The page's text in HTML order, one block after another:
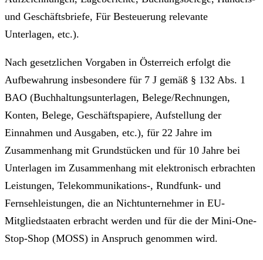
und Geschäftsbriefe, Für Besteuerung relevante
Unterlagen, etc.).
Nach gesetzlichen Vorgaben in Österreich erfolgt die
Aufbewahrung insbesondere für 7 J gemäß § 132 Abs. 1
BAO (Buchhaltungsunterlagen, Belege/Rechnungen,
Konten, Belege, Geschäftspapiere, Aufstellung der
Einnahmen und Ausgaben, etc.), für 22 Jahre im
Zusammenhang mit Grundstücken und für 10 Jahre bei
Unterlagen im Zusammenhang mit elektronisch erbrachten
Leistungen, Telekommunikations-, Rundfunk- und
Fernsehleistungen, die an Nichtunternehmer in EU-
Mitgliedstaaten erbracht werden und für die der Mini-One-
Stop-Shop (MOSS) in Anspruch genommen wird.